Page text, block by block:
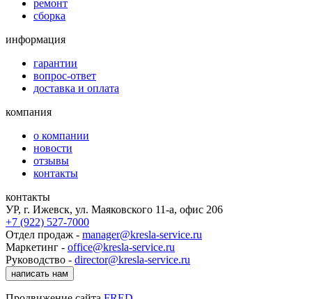
ремонт
сборка
информация
гарантии
вопрос-ответ
доставка и оплата
компания
о компании
новости
отзывы
контакты
контакты
УР, г. Ижевск, ул. Маяковского 11-а, офис 206
+7 (922) 527-7000
Отдел продаж - manager@kresla-service.ru
Маркетинг - office@kresla-service.ru
Руководство - director@kresla-service.ru
написать нам